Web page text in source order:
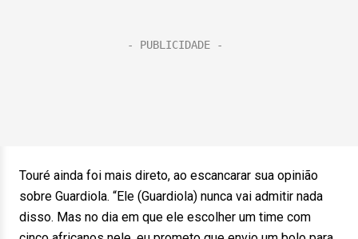
Touré ainda foi mais direto, ao escancarar sua opinião
sobre Guardiola. “Ele (Guardiola) nunca vai admitir nada
disso. Mas no dia em que ele escolher um time com